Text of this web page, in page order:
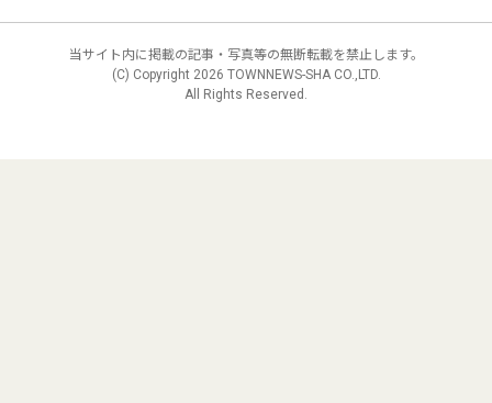
当サイト内に掲載の記事・写真等の無断転載を禁止します。
(C) Copyright 2026 TOWNNEWS-SHA CO.,LTD.
All Rights Reserved.